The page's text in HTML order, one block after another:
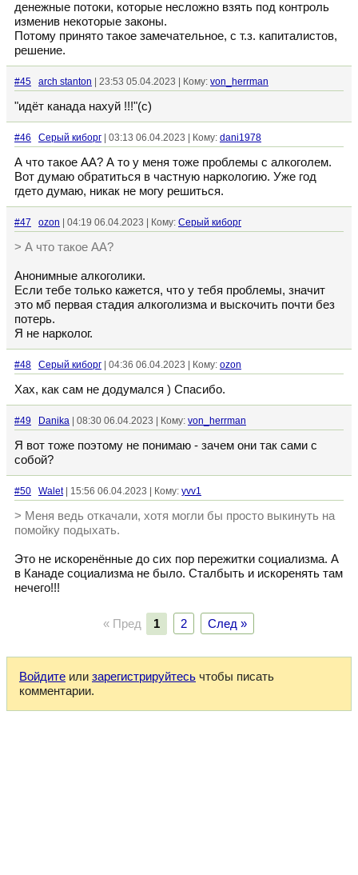
денежные потоки, которые несложно взять под контроль
изменив некоторые законы.
Потому принято такое замечательное, с т.з. капиталистов,
решение.
#45 arch stanton | 23:53 05.04.2023 | Кому: von_herrman
"идёт канада нахуй !!!"(с)
#46 Серый киборг | 03:13 06.04.2023 | Кому: dani1978
А что такое АА? А то у меня тоже проблемы с алкоголем.
Вот думаю обратиться в частную наркологию. Уже год
гдето думаю, никак не могу решиться.
#47 ozon | 04:19 06.04.2023 | Кому: Серый киборг
> А что такое АА?
Анонимные алкоголики.
Если тебе только кажется, что у тебя проблемы, значит
это мб первая стадия алкоголизма и выскочить почти без
потерь.
Я не нарколог.
#48 Серый киборг | 04:36 06.04.2023 | Кому: ozon
Хах, как сам не додумался ) Спасибо.
#49 Danika | 08:30 06.04.2023 | Кому: von_herrman
Я вот тоже поэтому не понимаю - зачем они так сами с
собой?
#50 Walet| 15:56 06.04.2023 | Кому: yvv1
> Меня ведь откачали, хотя могли бы просто выкинуть на
помойку подыхать.
Это не искоренённые до сих пор пережитки социализма. А
в Канаде социализма не было. Сталбыть и искоренять там
нечего!!!
« Пред 1 2 След »
Войдите или зарегистрируйтесь чтобы писать
комментарии.